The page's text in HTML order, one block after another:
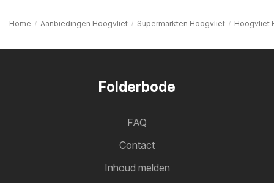
Home Aanbiedingen Hoogvliet Supermarkten Hoogvliet Hoogvliet
Folderbode
FAQ
Contact
Inhoud melden